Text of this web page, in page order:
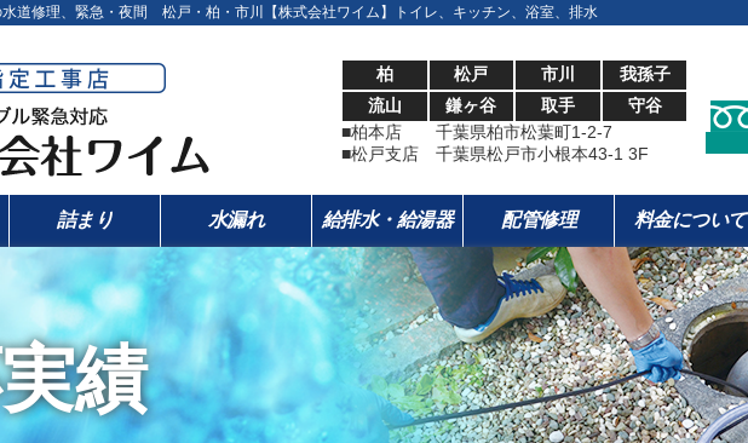
道修理、緊急・夜間 松戸・柏・市川【株式会社ワイム】トイレ、キッチン、浴室、排水
柏 松戸 市川
我孫子
流山
鎌ヶ谷 取手
守谷
■柏本店 千葉県柏市松葉町1-2-7
■松戸支店 千葉県松戸市小根本43-1 3F
詰まり 水漏れ 給排水・給湯器 配管修理 料金について
績